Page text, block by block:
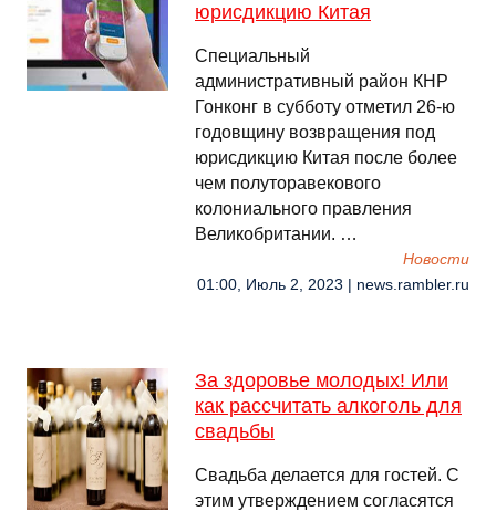
юрисдикцию Китая
Специальный
административный район КНР
Гонконг в субботу отметил 26-ю
годовщину возвращения под
юрисдикцию Китая после более
чем полуторавекового
колониального правления
Великобритании. …
Новости
01:00, Июль 2, 2023 | news.rambler.ru
За здоровье молодых! Или
как рассчитать алкоголь для
свадьбы
Свадьба делается для гостей. С
этим утверждением согласятся